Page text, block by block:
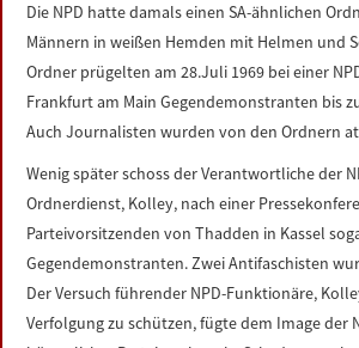
Die NPD hatte damals einen SA-ähnlichen
Männern in weißen Hemden mit Helmen und
Ordner prügelten am 28.Juli 1969 bei einer
Frankfurt am Main Gegendemonstranten bis
Auch Journalisten wurden von den Ordnern
Wenig später schoss der Verantwortliche der
Ordnerdienst, Kolley, nach einer
Parteivorsitzenden von Thadden in Kassel
Gegendemonstranten. Zwei Antifaschisten
Der Versuch führender NPD-Funktionäre,
Verfolgung zu schützen, fügte dem Image der